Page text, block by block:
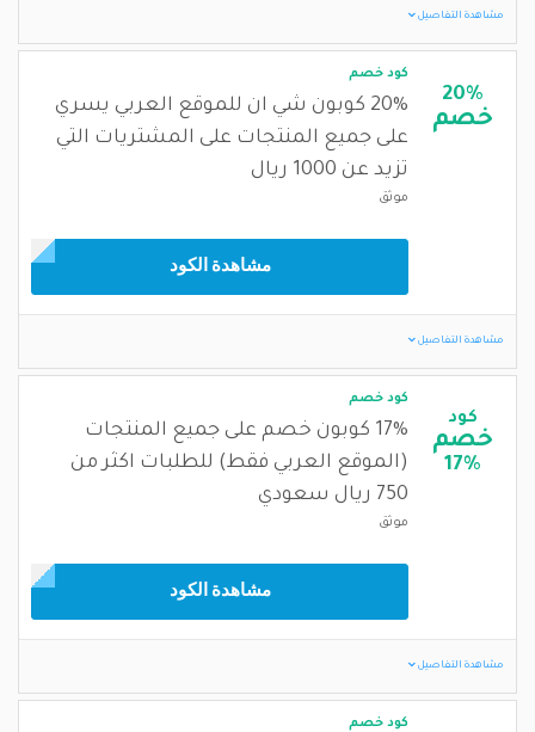
مشاهدة التفاصيل
20%
خصم
كود خصم
20% كوبون شي ان للموقع العربي يسري
على جميع المنتجات على المشتريات التي
تزيد عن 1000 ريال
موثق
مشاهدة الكود
مشاهدة التفاصيل
كود
خصم
17%
كود خصم
17% كوبون خصم على جميع المنتجات
(الموقع العربي فقط) للطلبات اكثر من
750 ريال سعودي
موثق
مشاهدة الكود
مشاهدة التفاصيل
كود خصم